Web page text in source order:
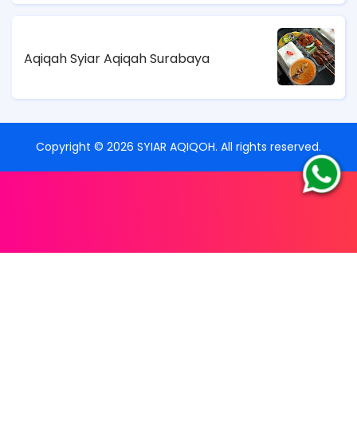
Aqiqah Syiar Aqiqah Surabaya
Copyright © 2026 SYIAR AQIQOH. All rights reserved.